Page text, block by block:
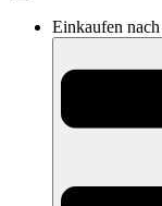
Einkaufen